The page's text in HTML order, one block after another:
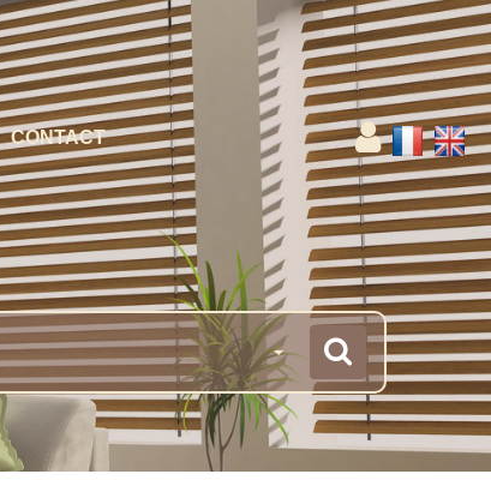
CONTACT